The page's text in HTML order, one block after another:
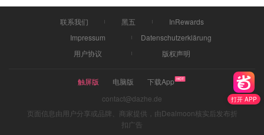
打开 APP
联系我们 黑五
InRewards
Impressum
Datenschutzerklärung
用户协议
版权声明
触屏版 电脑版
下载App
contact@dazhe.de
页面信息由用户分享或品牌、商家提供，由Dealmoon核实后发布折
扣广告